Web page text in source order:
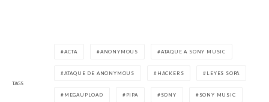
TAGS
ACTA ANONYMOUS ATAQUE A SONY MUSIC
ATAQUE DE ANONYMOUS HACKERS LEYES SOPA
MEGAUPLOAD PIPA SONY SONY MUSIC